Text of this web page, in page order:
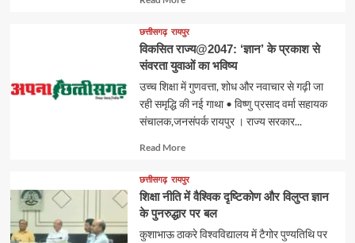
about
छत्तीसगढ़ रायपुर
विकसित राज्य@2047: ‘ज्ञान’ के प्रकाश से
संवरता युवाओं का भविष्य
उच्च शिक्षा में गुणवत्ता, शोध और नवाचार से गढ़ी जा
रही समृद्धि की नई गाथा • विष्णु प्रसाद वर्मा सहायक
संचालक,जनसंपर्क रायपुर । राज्य सरकार...
Read MoreRead
about
छत्तीसगढ़ रायपुर
शिक्षा नीति में वैश्विक दृष्टिकोण और विलुप्त ज्ञान
के पुनरुद्धार पर बल
कुशाभाऊ ठाकरे विश्वविद्यालय में टैगोर पुण्यतिथि पर